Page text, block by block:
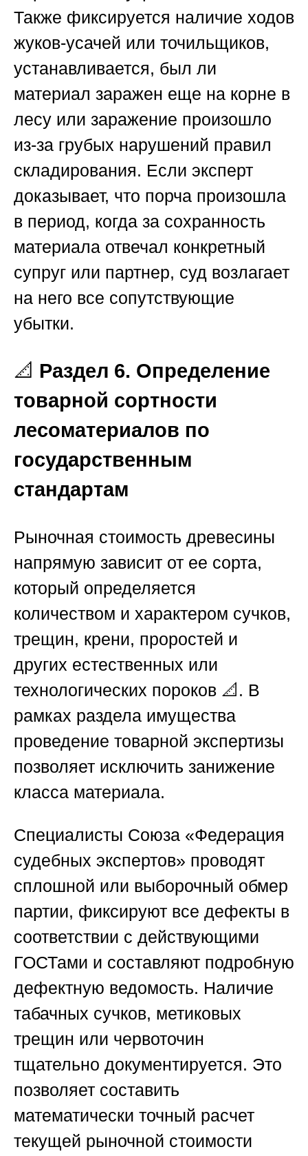
Также фиксируется наличие ходов
жуков-усачей или точильщиков,
устанавливается, был ли
материал заражен еще на корне в
лесу или заражение произошло
из-за грубых нарушений правил
складирования. Если эксперт
доказывает, что порча произошла
в период, когда за сохранность
материала отвечал конкретный
супруг или партнер, суд возлагает
на него все сопутствующие
убытки.
📐 Раздел 6. Определение
товарной сортности
лесоматериалов по
государственным
стандартам
Рыночная стоимость древесины
напрямую зависит от ее сорта,
который определяется
количеством и характером сучков,
трещин, крени, проростей и
других естественных или
технологических пороков 📐. В
рамках раздела имущества
проведение товарной экспертизы
позволяет исключить занижение
класса материала.
Специалисты Союза «Федерация
судебных экспертов» проводят
сплошной или выборочный обмер
партии, фиксируют все дефекты в
соответствии с действующими
ГОСТами и составляют подробную
дефектную ведомость. Наличие
табачных сучков, метиковых
трещин или червоточин
тщательно документируется. Это
позволяет составить
математически точный расчет
текущей рыночной стоимости